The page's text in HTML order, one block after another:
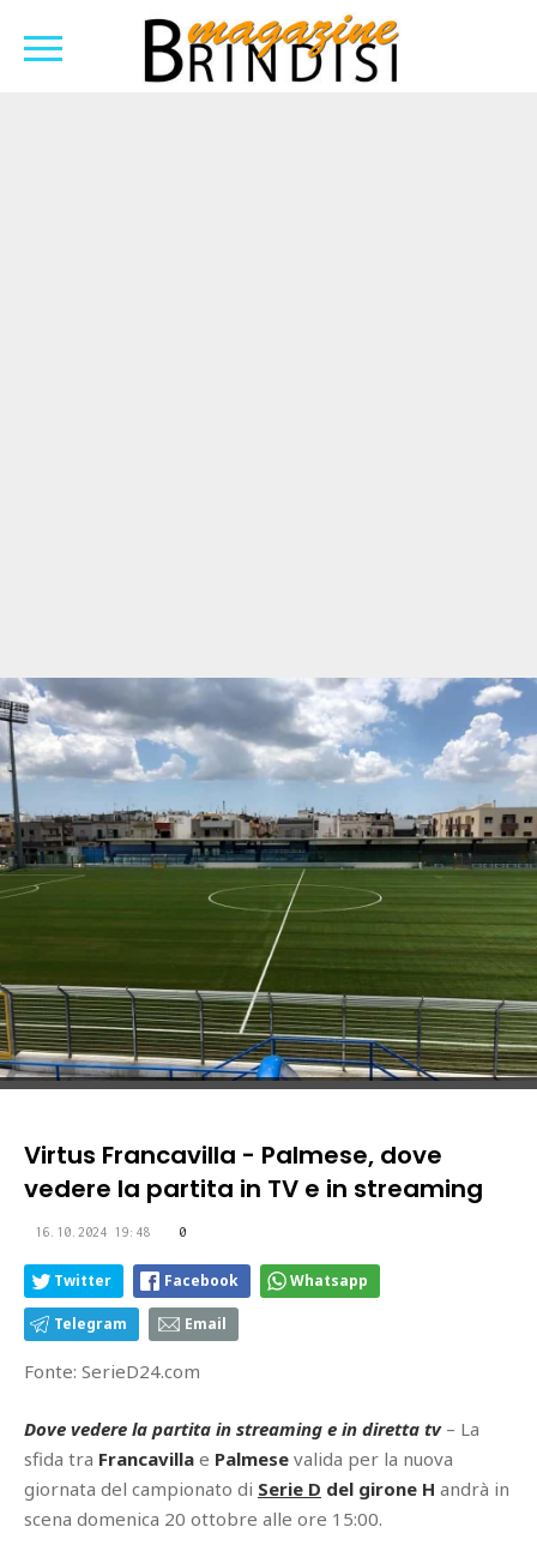
Virtus Francavilla - Palmese, dove
vedere la partita in TV e in streaming
16.10.2024 19:48 0
Twitter Facebook Whatsapp
Telegram Email
Fonte: SerieD24.com
Dove vedere la partita in streaming e in diretta tv– La
sfida tra Francavilla e Palmese valida per la nuova
giornata del campionato di Serie D del girone H andrà in
scena domenica 20 ottobre alle ore 15:00.